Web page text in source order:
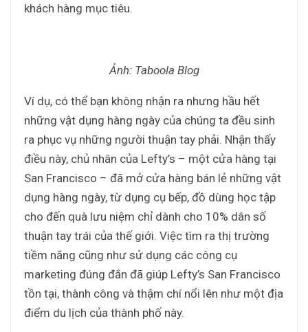
khách hàng mục tiêu.
Ảnh: Taboola Blog
Ví dụ, có thể bạn không nhận ra nhưng hầu hết
những vật dụng hàng ngày của chúng ta đều sinh
ra phục vụ những người thuận tay phải. Nhận thấy
điều này, chủ nhân của Lefty’s – một cửa hàng tại
San Francisco – đã mở cửa hàng bán lẻ những vật
dụng hàng ngày, từ dụng cụ bếp, đồ dùng học tập
cho đến quà lưu niệm chỉ dành cho 10% dân số
thuận tay trái của thế giới. Việc tìm ra thị trường
tiềm năng cũng như sử dụng các công cụ
marketing đúng đắn đã giúp Lefty’s San Francisco
tồn tại, thành công và thậm chí nổi lên như một địa
điểm du lịch của thành phố này.